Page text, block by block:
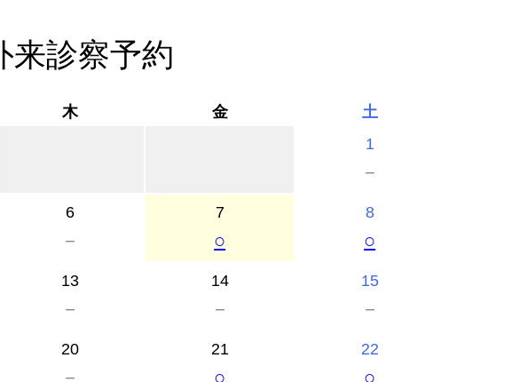
来診察予約
木 金
土
1
－
6
－
7
○
8
○
13
－
14
－
15
－
20
－
21
○
22
○